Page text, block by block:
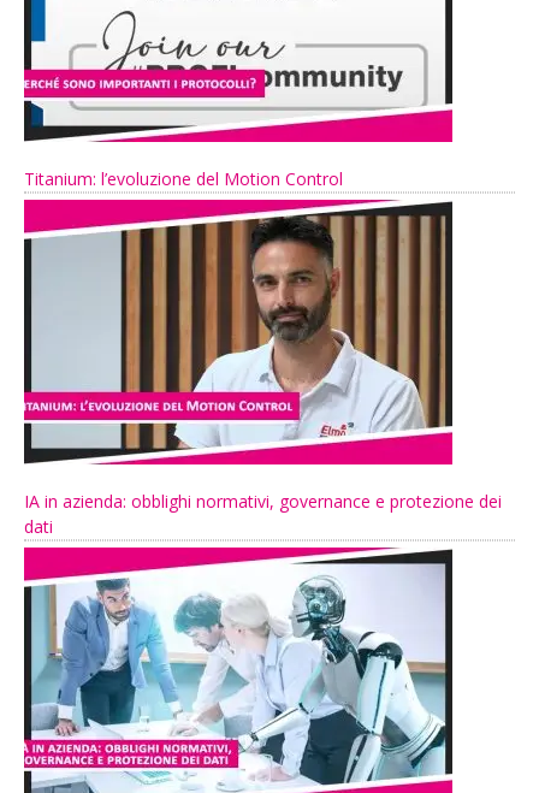
Titanium: l’evoluzione del Motion Control
IA in azienda: obblighi normativi, governance e protezione dei
dati